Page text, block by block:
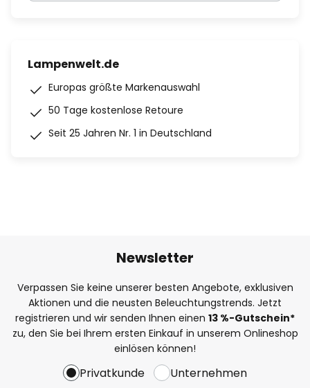
Lampenwelt.de
Europas größte Markenauswahl
50 Tage kostenlose Retoure
Seit 25 Jahren Nr. 1 in Deutschland
Newsletter
Verpassen Sie keine unserer besten Angebote, exklusiven
Aktionen und die neusten Beleuchtungstrends. Jetzt
registrieren und wir senden Ihnen einen 13 %-Gutschein*
zu, den Sie bei Ihrem ersten Einkauf in unserem Onlineshop
einlösen können!
Privatkunde Unternehmen